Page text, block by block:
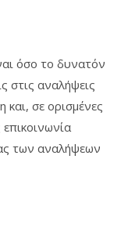
όσο το δυνατόν
στις αναλήψεις
σε ορισμένες
των αναλήψεων